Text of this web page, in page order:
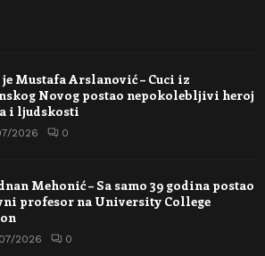
je Mustafa Arslanović – Cuci iz
Novog postao nepokolebljivi heroj
i ljudskosti
2026 0
Mehonić – Sa samo 39 godina postao
profesor na University College
2026 0